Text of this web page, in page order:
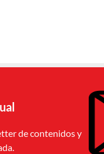
de contenidos y